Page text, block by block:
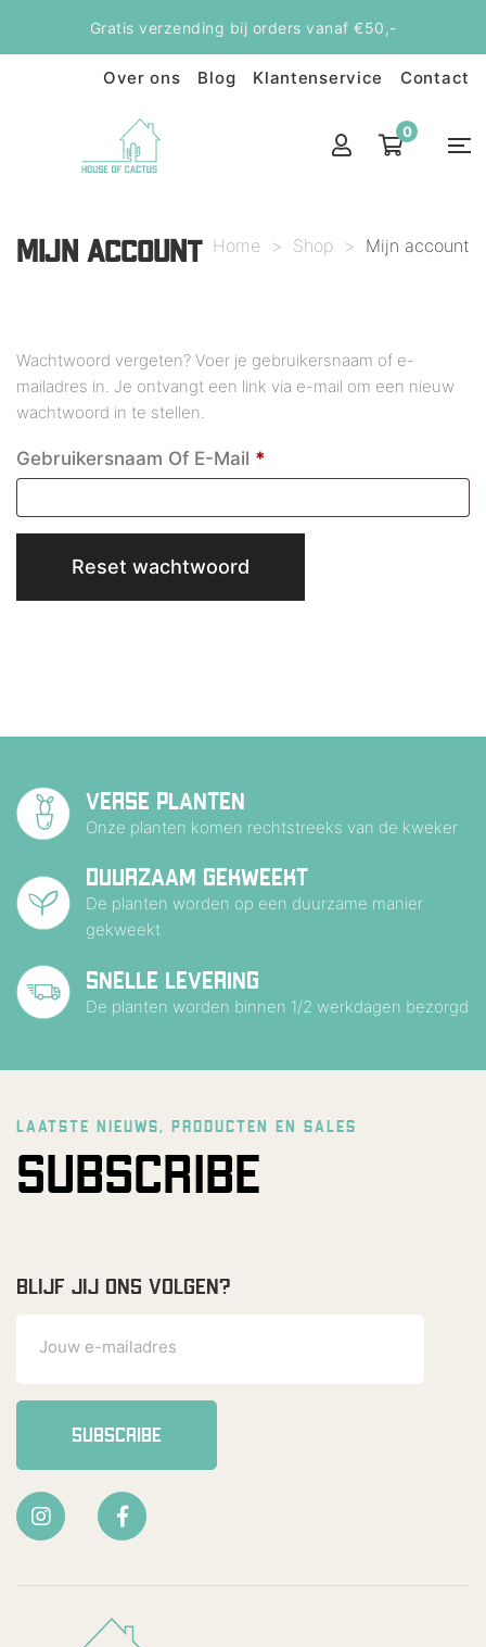
Gratis verzending bij orders vanaf €50,-
Over ons Blog Klantenservice Contact
0
MIJN ACCOUNT Home > Shop > Mijn account
Wachtwoord vergeten? Voer je gebruikersnaam of e-
mailadres in. Je ontvangt een link via e-mail om een nieuw
wachtwoord in te stellen.
Gebruikersnaam Of E-Mail *
Reset wachtwoord
VERSE PLANTEN
Onze planten komen rechtstreeks van de kweker
DUURZAAM GEKWEEKT
De planten worden op een duurzame manier
gekweekt
SNELLE LEVERING
De planten worden binnen 1/2 werkdagen bezorgd
LAATSTE NIEUWS, PRODUCTEN EN SALES
SUBSCRIBE
BLIJF JIJ ONS VOLGEN?
SUBSCRIBE